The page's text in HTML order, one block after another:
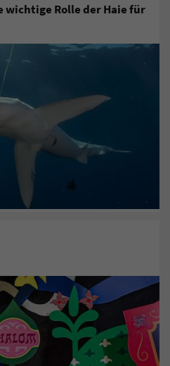
wichtige Rolle der Haie für